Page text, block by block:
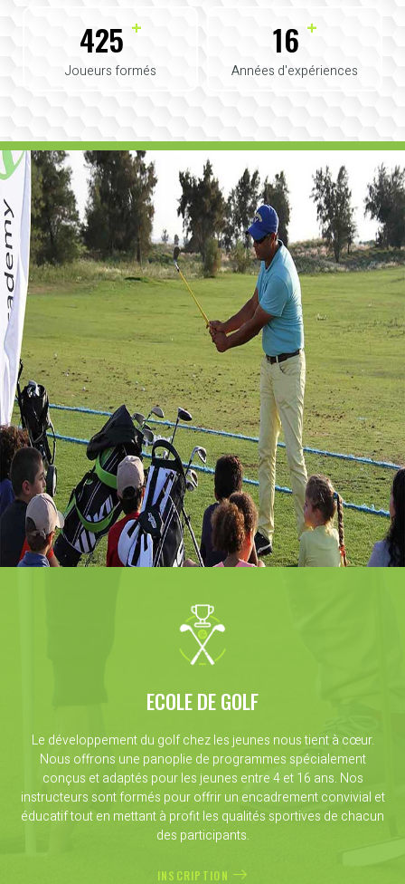
425 +
Joueurs formés
16 +
Années d'expériences
ECOLE DE GOLF
Le développement du golf chez les jeunes nous tient à cœur.
Nous offrons une panoplie de programmes spécialement
conçus et adaptés pour les jeunes entre 4 et 16 ans. Nos
instructeurs sont formés pour offrir un encadrement convivial et
éducatif tout en mettant à profit les qualités sportives de chacun
des participants.
INSCRIPTION